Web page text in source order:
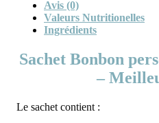
Avis (0)
Valeurs Nutritionelles
Ingrédients
Sachet Bonbon
–
Le sachet contient :